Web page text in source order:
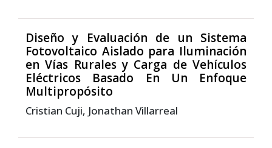
Diseño y Evaluación de un Sistema
Fotovoltaico Aislado para Iluminación
en Vías Rurales y Carga de Vehículos
Eléctricos Basado En Un Enfoque
Multipropósito
Cristian Cuji, Jonathan Villarreal